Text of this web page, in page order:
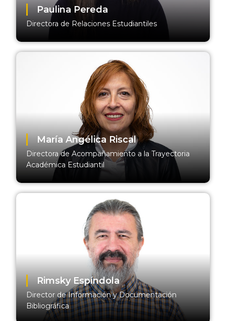
Paulina Pereda
Directora de Relaciones Estudiantiles
María Angélica Riscal
Directora de Acompañamiento a la Trayectoria
Académica Estudiantil
Rimsky Espíndola
Director de Información y Documentación
Bibliográfica